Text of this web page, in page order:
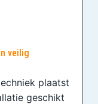
veilig
plaatst
geschikt